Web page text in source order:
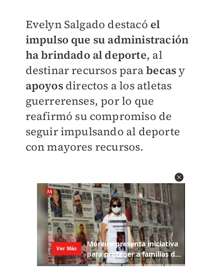
Evelyn Salgado destacó el
impulso que su administración
ha brindado al deporte, al
destinar recursos parabecasy
apoyos directos a los atletas
guerrerenses, por lo que
reafirmó su compromiso de
seguir impulsando al deporte
con mayores recursos.